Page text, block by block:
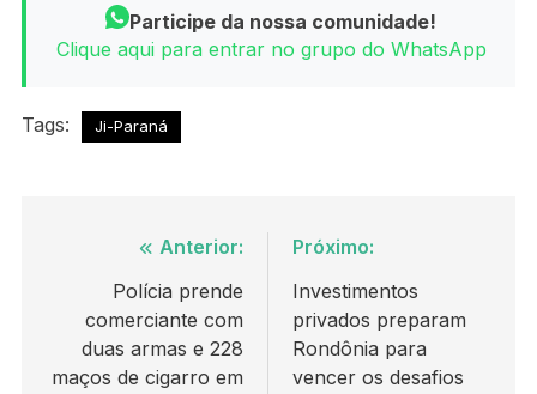
Participe da nossa comunidade!
Clique aqui para entrar no grupo do WhatsApp
Tags: Ji-Paraná
Navegação
Post
Anterior:
Polícia prende
comerciante com
duas armas e 228
maços de cigarro em
Próximo:
Investimentos
privados preparam
Rondônia para
vencer os desafios